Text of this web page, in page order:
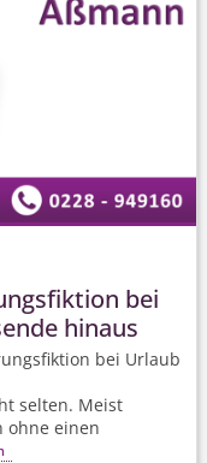
bei
hinaus
bei Urlaub
selten. Meist
ohne einen